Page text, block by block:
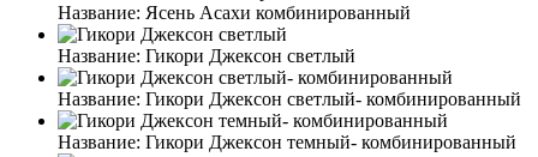
Название: Ясень Асахи комбинированный
Название: Гикори Джексон светлый
Название: Гикори Джексон светлый- комбинированный
Название: Гикори Джексон темный- комбинированный